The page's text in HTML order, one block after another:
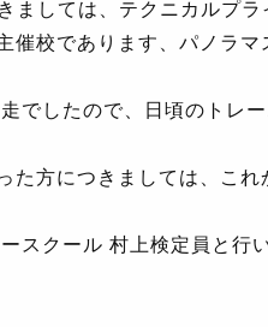
ましては、テクニカルプラ
催校であります、パノラ
でしたので、日頃のトレ
た方につきましては、こ
スクール 村上検定員と行